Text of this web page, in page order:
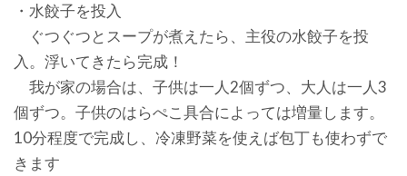
・水餃子を投入
ぐつぐつとスープが煮えたら、主役の水餃子を投
入。浮いてきたら完成！
我が家の場合は、子供は一人2個ずつ、大人は一人3
個ずつ。子供のはらぺこ具合によっては増量します。
10分程度で完成し、冷凍野菜を使えば包丁も使わずで
きます